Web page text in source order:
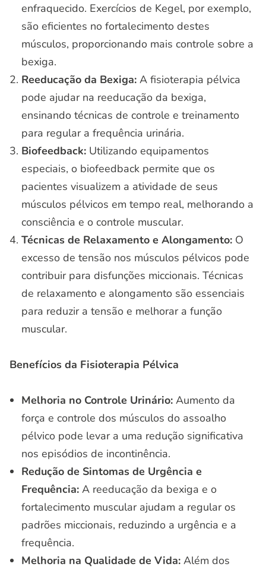
enfraquecido. Exercícios de Kegel, por exemplo,
são eficientes no fortalecimento destes
músculos, proporcionando mais controle sobre a
bexiga.
Reeducação da Bexiga: A fisioterapia pélvica
pode ajudar na reeducação da bexiga,
ensinando técnicas de controle e treinamento
para regular a frequência urinária.
Biofeedback: Utilizando equipamentos
especiais, o biofeedback permite que os
pacientes visualizem a atividade de seus
músculos pélvicos em tempo real, melhorando a
consciência e o controle muscular.
Técnicas de Relaxamento e Alongamento: O
excesso de tensão nos músculos pélvicos pode
contribuir para disfunções miccionais. Técnicas
de relaxamento e alongamento são essenciais
para reduzir a tensão e melhorar a função
muscular.
Benefícios da Fisioterapia Pélvica
Melhoria no Controle Urinário: Aumento da
força e controle dos músculos do assoalho
pélvico pode levar a uma redução significativa
nos episódios de incontinência.
Redução de Sintomas de Urgência e
Frequência: A reeducação da bexiga e o
fortalecimento muscular ajudam a regular os
padrões miccionais, reduzindo a urgência e a
frequência.
Melhoria na Qualidade de Vida: Além dos